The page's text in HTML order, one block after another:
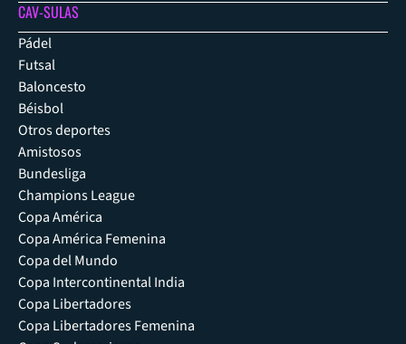
CAV-SULAS
Pádel
Futsal
Baloncesto
Béisbol
Otros deportes
Amistosos
Bundesliga
Champions League
Copa América
Copa América Femenina
Copa del Mundo
Copa Intercontinental India
Copa Libertadores
Copa Libertadores Femenina